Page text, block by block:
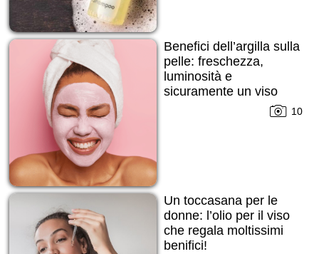
Benefici dell’argilla sulla
pelle: freschezza,
luminosità e
sicuramente un viso
10
Un toccasana per le
donne: l’olio per il viso
che regala moltissimi
benifici!